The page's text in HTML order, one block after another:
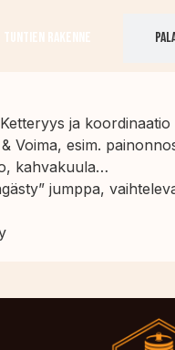
Tuntien rakenne
ja koordinaatio
Voima, esim.
kahvakuula…
jumppa,